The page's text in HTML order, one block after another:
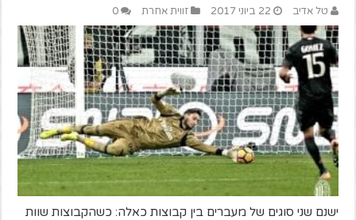
טל אדיב 22 ביוני 2017 זווית אחרת 0
ישנם שני סוגים של מעברים בין קבוצות כאלה: כשהקבוצות שוות